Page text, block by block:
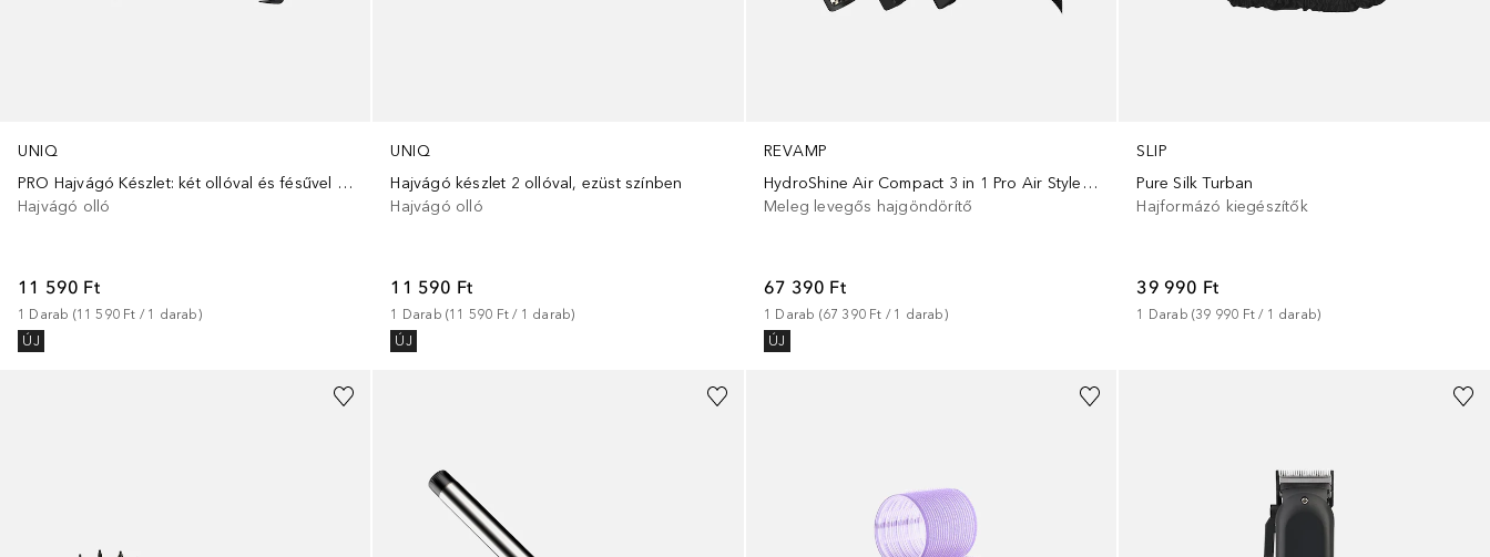
UNIQ
PRO Hajvágó Készlet: két ollóval és fésűvel – Tökéletes otthoni hajvágáshoz
Hajvágó olló
11 590 Ft
1 Darab (11 590 Ft / 1 darab)
ÚJ
UNIQ
Hajvágó készlet 2 ollóval, ezüst színben
Hajvágó olló
11 590 Ft
1 Darab (11 590 Ft / 1 darab)
ÚJ
REVAMP
HydroShine Air Compact 3 in 1 Pro Air Styler DR-2750-EU
Meleg levegős hajgöndörítő
67 390 Ft
1 Darab (67 390 Ft / 1 darab)
ÚJ
SLIP
Pure Silk Turban
Hajformázó kiegészítők
39 990 Ft
1 Darab (39 990 Ft / 1 darab)